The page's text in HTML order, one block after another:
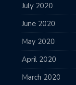
July 2020
June 2020
May 2020
April 2020
March 2020